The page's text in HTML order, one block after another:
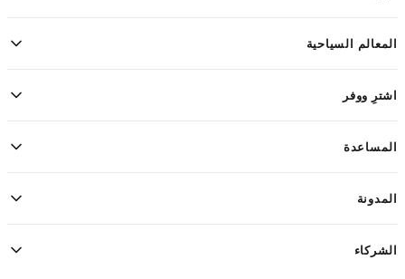
المعالم السياحية
اشترِ ووفر
المساعدة
المدونة
الشركاء